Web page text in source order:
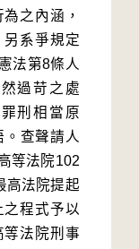
之內涵，
系爭規定
法第8條人
過苛之處
刑相當原
查聲請人
等法院102
高法院提起
之程式予以
等法院刑事